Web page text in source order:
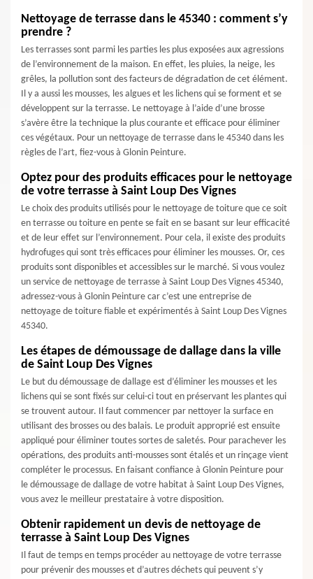
Nettoyage de terrasse dans le 45340 : comment s’y
prendre ?
Les terrasses sont parmi les parties les plus exposées aux agressions
de l’environnement de la maison. En effet, les pluies, la neige, les
grêles, la pollution sont des facteurs de dégradation de cet élément.
Il y a aussi les mousses, les algues et les lichens qui se forment et se
développent sur la terrasse. Le nettoyage à l’aide d’une brosse
s’avère être la technique la plus courante et efficace pour éliminer
ces végétaux. Pour un nettoyage de terrasse dans le 45340 dans les
règles de l’art, fiez-vous à Glonin Peinture.
Optez pour des produits efficaces pour le nettoyage
de votre terrasse à Saint Loup Des Vignes
Le choix des produits utilisés pour le nettoyage de toiture que ce soit
en terrasse ou toiture en pente se fait en se basant sur leur efficacité
et de leur effet sur l’environnement. Pour cela, il existe des produits
hydrofuges qui sont très efficaces pour éliminer les mousses. Or, ces
produits sont disponibles et accessibles sur le marché. Si vous voulez
un service de nettoyage de terrasse à Saint Loup Des Vignes 45340,
adressez-vous à Glonin Peinture car c’est une entreprise de
nettoyage de toiture fiable et expérimentés à Saint Loup Des Vignes
45340.
Les étapes de démoussage de dallage dans la ville
de Saint Loup Des Vignes
Le but du démoussage de dallage est d’éliminer les mousses et les
lichens qui se sont fixés sur celui-ci tout en préservant les plantes qui
se trouvent autour. Il faut commencer par nettoyer la surface en
utilisant des brosses ou des balais. Le produit approprié est ensuite
appliqué pour éliminer toutes sortes de saletés. Pour parachever les
opérations, des produits anti-mousses sont étalés et un rinçage vient
compléter le processus. En faisant confiance à Glonin Peinture pour
le démoussage de dallage de votre habitat à Saint Loup Des Vignes,
vous avez le meilleur prestataire à votre disposition.
Obtenir rapidement un devis de nettoyage de
terrasse à Saint Loup Des Vignes
Il faut de temps en temps procéder au nettoyage de votre terrasse
pour prévenir des mousses et d’autres déchets qui peuvent s’y